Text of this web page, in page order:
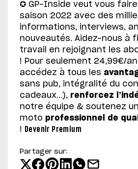
✪ GP-Inside veut vous
saison 2022 avec des
informations, interviews,
nouveautés. Aidez-nous à
travail en rejoignant les
! Pour seulement 24,99€/
accédez à tous les
sans pub, intégralité du
cadeaux…), renforcez
notre équipe & soutenez
moto professionnel de
!
Devenir Premium
Partager sur: